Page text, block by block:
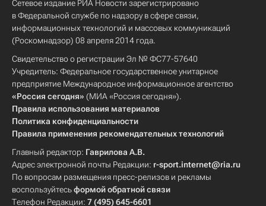
Сетевое издание РИА Новости зарегистрировано
в Федеральной службе по надзору в сфере связи,
информационных технологий и массовых коммуникаций
(Роскомнадзор) 08 апреля 2014 года.
Свидетельство о регистрации Эл № ФС77-57640
Учредитель: Федеральное государственное унитарное
предприятие Международное информационное агентство
«Россия сегодня» (МИА «Россия сегодня»).
Правила использования материалов
Политика конфиденциальности
Правила применения рекомендательных технологий
Главный редактор: Гаврилова А.В.
Адрес электронной почты Редакции: r-sport.internet@ria.ru
По вопросам размещения пресс-релизов и рекламы
воспользуйтесьформой обратной связи
Телефон Редакции: 7 (495) 645-6601